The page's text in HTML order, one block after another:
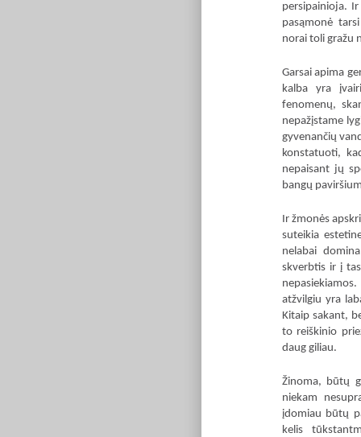
persipainioja.
pasąmonė
norai toli gražu
Garsai apima
kalba yra
fenomenų,
nepažįstame
gyvenančių
konstatuoti,
nepaisant jų
bangų
Ir žmonės
suteikia
nelabai
skverbtis ir į
atžvilgiu yra
Kitaip sakant,
to reiškinio
daug giliau.
Žinoma, būtų
niekam
įdomiau būtų
kelis